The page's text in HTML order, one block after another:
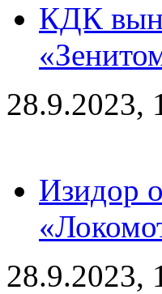
КДК
28.9.2023,
Изидор
28.9.2023,